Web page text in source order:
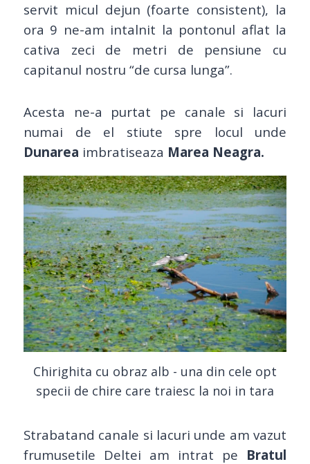
servit micul dejun (foarte consistent), la
ora 9 ne-am intalnit la pontonul aflat la
cativa zeci de metri de pensiune cu
capitanul nostru “de cursa lunga”.
Acesta ne-a purtat pe canale si lacuri
numai de el stiute spre locul unde
Dunarea imbratiseaza Marea Neagra.
Chirighita cu obraz alb - una din cele opt
specii de chire care traiesc la noi in tara
Strabatand canale si lacuri unde am vazut
frumusetile Deltei am intrat pe Bratul